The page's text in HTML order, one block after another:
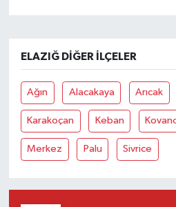
ELAZIĞ DIĞER İLÇELER
Ağın Alacakaya Arıcak
Karakoçan Keban
Merkez Palu Sivrice